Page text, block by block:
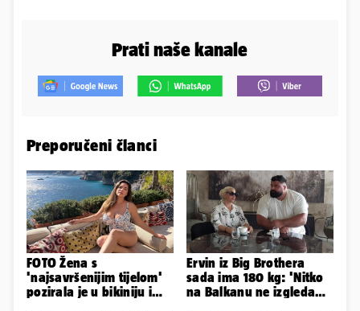
Prati naše kanale
Preporučeni članci
FOTO Žena s
'najsavršenijim tijelom'
pozirala je u bikiniju i
Ervin iz Big Brothera
sada ima 180 kg: 'Nitko
na Balkanu ne izgleda